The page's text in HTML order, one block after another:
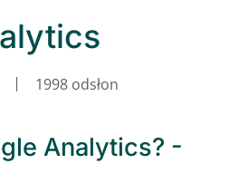
1998 odsłon
Analytics? -